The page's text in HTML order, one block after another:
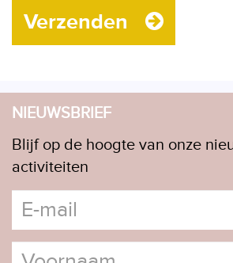
Verzenden
NIEUWSBRIEF
Blijf op de hoogte van onze
activiteiten